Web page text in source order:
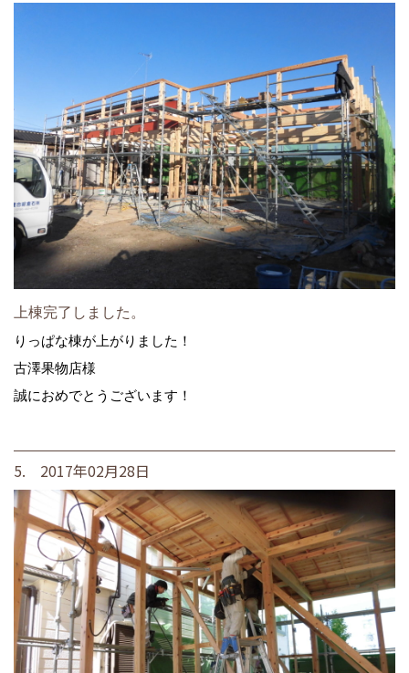
上棟完了しました。
りっぱな棟が上がりました！
古澤果物店様
誠におめでとうございます！
5. 2017年02月28日